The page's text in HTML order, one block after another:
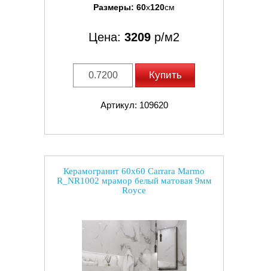
Размеры: 60x120см
Цена: 3209 р/м2
Купить
Артикул: 109620
Керамогранит 60x60 Carrara Marmo
R_NR1002 мрамор белый матовая 9мм
Royce